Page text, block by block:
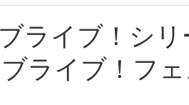
ライブ！シ
ライブ！フ